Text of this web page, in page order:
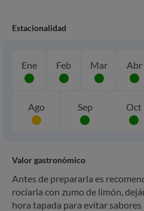
Estacionalidad
Ene Feb Mar Abr
Ago Sep Oct
Valor gastronómico
Antes de prepararla es
rociarla con zumo de limón,
hora tapada para evitar sabores